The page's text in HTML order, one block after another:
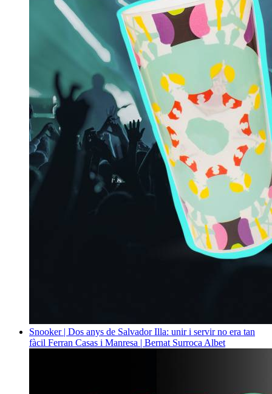
Snooker | Dos anys de Salvador Illa: unir i servir no era tan
fàcil Ferran Casas i Manresa | Bernat Surroca Albet